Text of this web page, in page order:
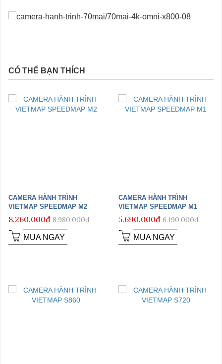
CÓ THỂ BẠN THÍCH
CAMERA HÀNH TRÌNH
VIETMAP SPEEDMAP M2
8.260.000đ 8.980.000đ
MUA NGAY
CAMERA HÀNH TRÌNH
VIETMAP SPEEDMAP M1
5.690.000đ 6.190.000đ
MUA NGAY